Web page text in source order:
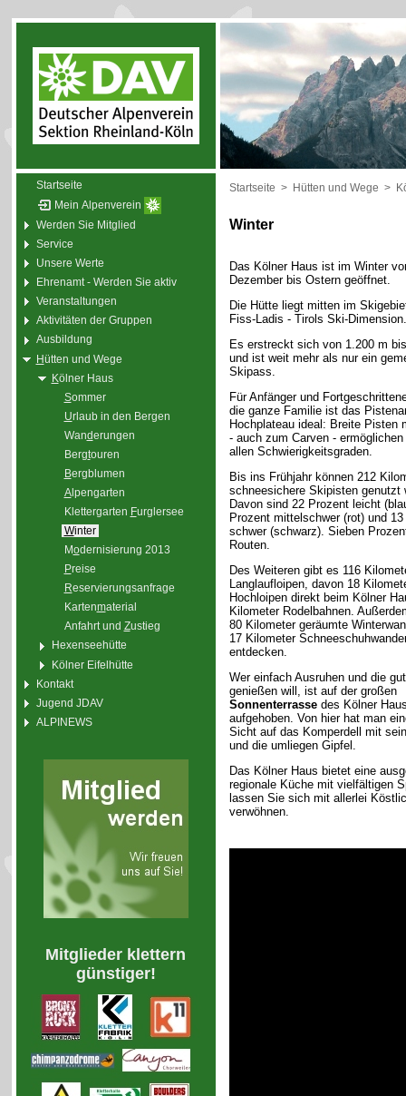
Startseite
Mein Alpenverein
Werden Sie Mitglied
Service
Unsere Werte
Ehrenamt - Werden Sie aktiv
Veranstaltungen
Aktivitäten der Gruppen
Ausbildung
Hütten und Wege
Kölner Haus
Sommer
Urlaub in den Bergen
Wanderungen
Bergtouren
Bergblumen
Alpengarten
Klettergarten Furglersee
Winter
Modernisierung 2013
Preise
Reservierungsanfrage
Kartenmaterial
Anfahrt und Zustieg
Hexenseehütte
Kölner Eifelhütte
Kontakt
Jugend JDAV
ALPINEWS
Mitglieder klettern
günstiger!
Startseite > Hütten und Wege >
Winter
Das Kölner Haus ist im Winter
Dezember bis Ostern geöffnet.
Die Hütte liegt mitten im
Fiss-Ladis - Tirols Ski-Dimension.
Es erstreckt sich von 1.200 m
und ist weit mehr als nur ein
Skipass.
Für Anfänger und
die ganze Familie ist das
Hochplateau ideal: Breite Pisten
- auch zum Carven -
allen Schwierigkeitsgraden.
Bis ins Frühjahr können 212
schneesichere Skipisten genutzt
Davon sind 22 Prozent leicht
Prozent mittelschwer (rot) und
schwer (schwarz). Sieben
Routen.
Des Weiteren gibt es 116
Langlaufloipen, davon 18
Hochloipen direkt beim Kölner
Kilometer Rodelbahnen.
80 Kilometer geräumte
17 Kilometer
entdecken.
Wer einfach Ausruhen und die
genießen will, ist auf der großen
Sonnenterrassedes Kölner
aufgehoben. Von hier hat man
Sicht auf das Komperdell mit
und die umliegen Gipfel.
Das Kölner Haus bietet eine
regionale Küche mit vielfältigen
lassen Sie sich mit allerlei
verwöhnen.